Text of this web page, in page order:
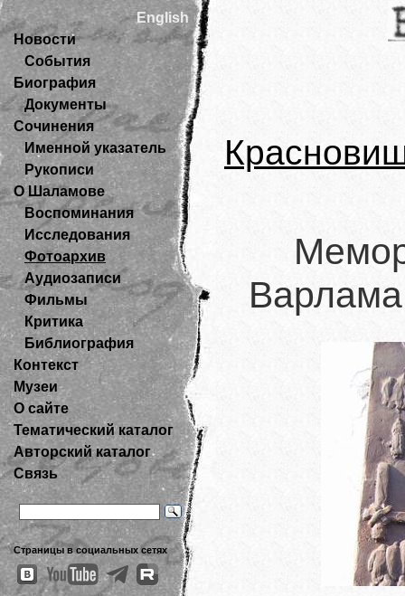
English
Новости
События
Биография
Документы
Сочинения
Именной указатель
Рукописи
О Шаламове
Воспоминания
Исследования
Фотоархив
Аудиозаписи
Фильмы
Критика
Библиография
Контекст
Музеи
О сайте
Тематический каталог
Авторский каталог
Связь
Страницы в социальных сетях